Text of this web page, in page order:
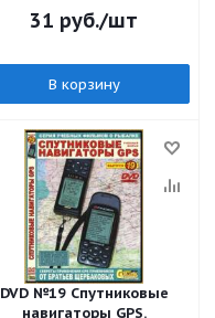
31 руб./шт
В корзину
DVD №19 Спутниковые
навигаторы GPS.